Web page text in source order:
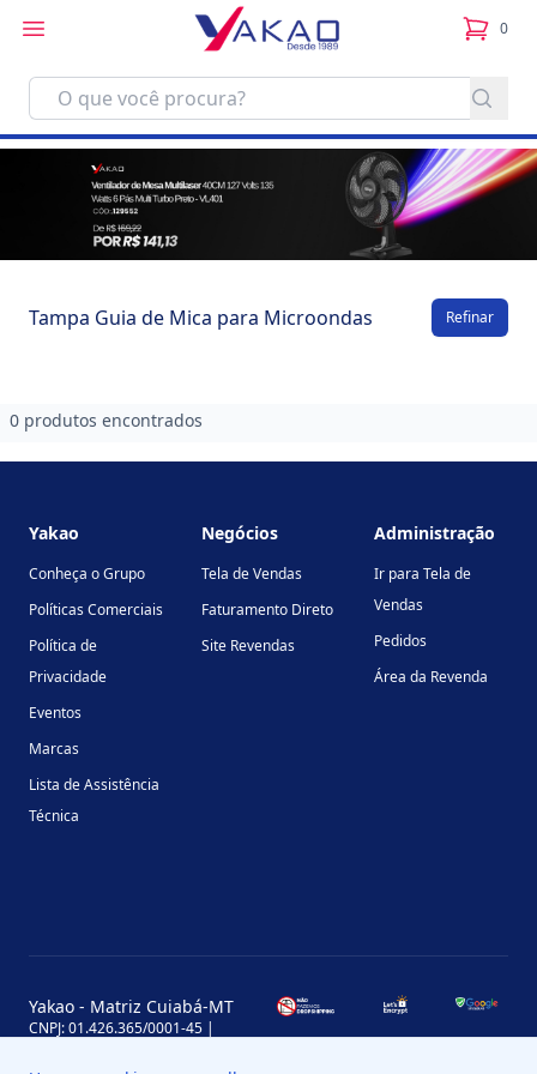
0
itens
Tampa Guia de Mica para Microondas Refinar
0 produtos encontrados
Yakao
Conheça o Grupo
Políticas Comerciais
Política de
Privacidade
Eventos
Marcas
Lista de Assistência
Técnica
Negócios
Tela de Vendas
Faturamento Direto
Site Revendas
Administração
Ir para Tela de
Vendas
Pedidos
Área da Revenda
Yakao - Matriz Cuiabá-MT
CNPJ: 01.426.365/0001-45 |